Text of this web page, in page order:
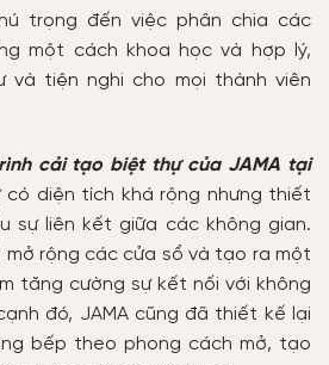
trọng đến việc phân chia các
một cách khoa học và hợp lý,
và tiện nghi cho mọi thành viên
cải tạo biệt thự của JAMA tại
có diện tích khá rộng nhưng thiết
sự liên kết giữa các không gian.
mở rộng các cửa sổ và tạo ra một
tăng cường sự kết nối với không
đó, JAMA cũng đã thiết kế lại
bếp theo phong cách mở, tạo